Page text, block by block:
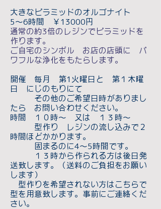
大きなピラミッドのオルゴナイト
5～6時間 ￥13000円
通常の約3倍のレジンでピラミッドを
作ります。
ご自宅のシンボル お店の店頭に パ
ワフルな浄化をもたらします。
開催 毎月 第1火曜日と 第１木曜
日 にじのもりにて
その他のご希望日時がありまし
たら お問い合わせください。
時間 １０時～ 又は １３時～
型作り レジンの流し込みで２
時間ほどかかります。
固まるのに4～5時間です。
１３時から作られる方は後日発
送致します。（送料のご負担をお願い
します）
型作りを希望されない方はこちらで
型を用意致します。事前にご連絡くだ
さい。